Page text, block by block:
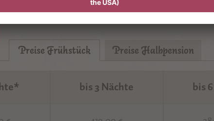
Preise Frühstück Preise Halbpension
bis 3 Nächte bis